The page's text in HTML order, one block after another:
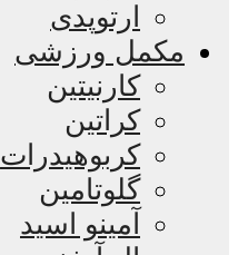
ارتوپدی
مکمل ورزشی
کارنیتین
کراتین
کربوهیدرات
گلوتامین
آمینو اسید